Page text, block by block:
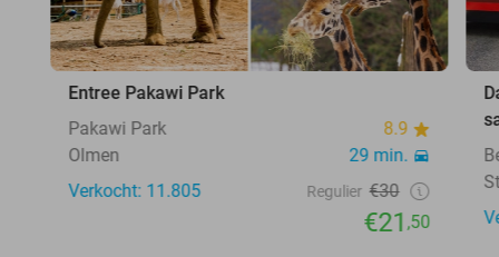
Entree Pakawi Park
Pakawi Park
8.9
Olmen
29 min.
Verkocht: 11.805
Regulier €30
€21,50